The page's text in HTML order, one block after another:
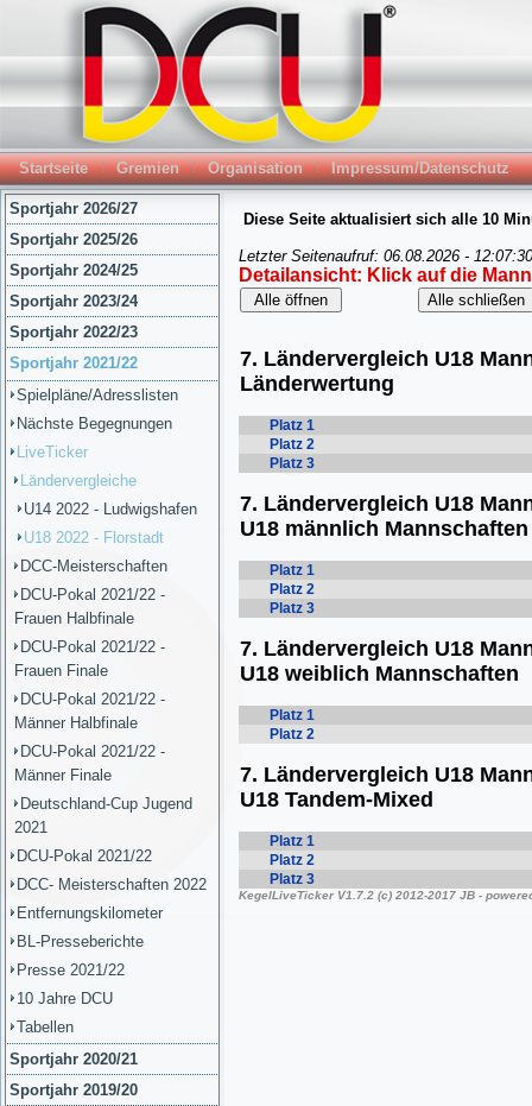
Startseite Gremien Organisation Impressum/Datenschutz
Sportjahr 2026/27
Sportjahr 2025/26
Sportjahr 2024/25
Sportjahr 2023/24
Sportjahr 2022/23
Sportjahr 2021/22
Spielpläne/Adresslisten
Nächste Begegnungen
LiveTicker
Ländervergleiche
U14 2022 - Ludwigshafen
U18 2022 - Florstadt
DCC-Meisterschaften
DCU-Pokal 2021/22 -
Frauen Halbfinale
DCU-Pokal 2021/22 -
Frauen Finale
DCU-Pokal 2021/22 -
Männer Halbfinale
DCU-Pokal 2021/22 -
Männer Finale
Deutschland-Cup Jugend
2021
DCU-Pokal 2021/22
DCC- Meisterschaften 2022
Entfernungskilometer
BL-Presseberichte
Presse 2021/22
10 Jahre DCU
Tabellen
Sportjahr 2020/21
Sportjahr 2019/20